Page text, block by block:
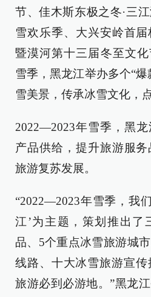
节、佳木斯东极之冬·三
雪欢乐季、大兴安岭首
暨漠河第十三届冬至文
雪季，黑龙江举办多个“
雪美景，传承冰雪文化，
2022—2023年雪季，黑
产品供给，提升旅游服
旅游复苏发展。
“2022—2023年雪季，我
江’为主题，策划推出了
品、5个重点冰雪旅游城
线路、十大冰雪旅游宣
旅游必到必游地。”黑龙